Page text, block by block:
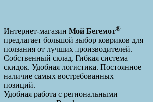
Интернет-магазин Мой Бегемот®
предлагает большой выбор ковриков для
ползания от лучших производителей.
Собственный склад. Гибкая система
скидок. Удобная логистика. Постоянное
наличие самых востребованных
позиций.
Удобная работа с региональными